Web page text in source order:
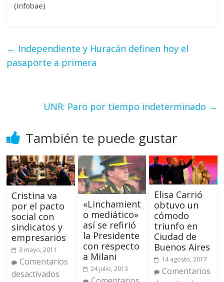
(Infobae)
← Independiente y Huracán definen hoy el
pasaporte a primera
UNR: Paro por tiempo indeterminado →
También te puede gustar
Cristina va
por el pacto
social con
sindicatos y
empresarios
3 mayo, 2011
Comentarios
desactivados
«Linchamient
o mediático»
así se refirió
la Presidente
con respecto
a Milani
24 julio, 2013
Elisa Carrió
obtuvo un
cómodo
triunfo en
Ciudad de
Buenos Aires
14 agosto, 2017
Comentarios